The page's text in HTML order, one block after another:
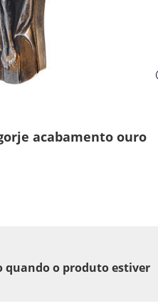
acabamento ouro
quando o produto estiver